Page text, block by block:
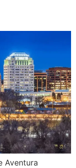
Aventura